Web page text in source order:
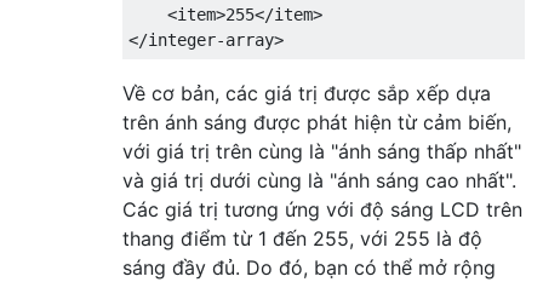
    <item>255</item>
Về cơ bản, các giá trị được sắp xếp dựa
trên ánh sáng được phát hiện từ cảm biến,
với giá trị trên cùng là "ánh sáng thấp nhất"
và giá trị dưới cùng là "ánh sáng cao nhất".
Các giá trị tương ứng với độ sáng LCD trên
thang điểm từ 1 đến 255, với 255 là độ
sáng đầy đủ. Do đó, bạn có thể mở rộng